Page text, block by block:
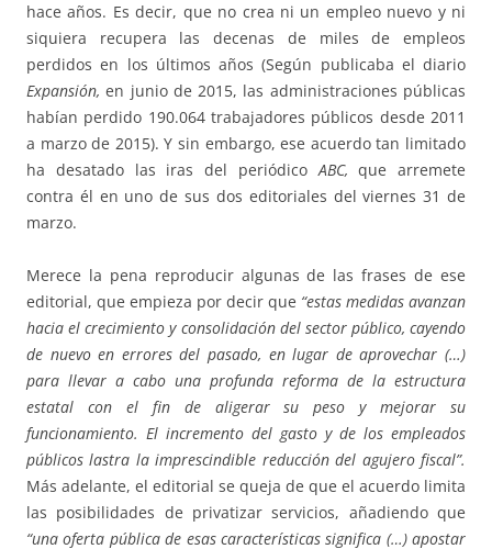
hace años. Es decir, que no crea ni un empleo nuevo y ni
siquiera recupera las decenas de miles de empleos
perdidos en los últimos años (Según publicaba el diario
Expansión, en junio de 2015, las administraciones públicas
habían perdido 190.064 trabajadores públicos desde 2011
a marzo de 2015). Y sin embargo, ese acuerdo tan limitado
ha desatado las iras del periódicoABC,que arremete
contra él en uno de sus dos editoriales del viernes 31 de
marzo.
Merece la pena reproducir algunas de las frases de ese
editorial, que empieza por decir que “estas medidas avanzan
hacia el crecimiento y consolidación del sector público, cayendo
de nuevo en errores del pasado, en lugar de aprovechar (…)
para llevar a cabo una profunda reforma de la estructura
estatal con el fin de aligerar su peso y mejorar su
funcionamiento. El incremento del gasto y de los empleados
públicos lastra la imprescindible reducción del agujero fiscal”.
Más adelante, el editorial se queja de que el acuerdo limita
las posibilidades de privatizar servicios, añadiendo que
“una oferta pública de esas características significa (…) apostar